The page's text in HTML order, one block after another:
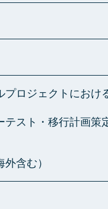
ロジェクトにおけ
テスト・移行計画策
含む）